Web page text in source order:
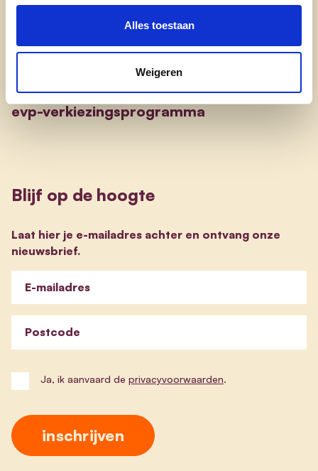
Alles toestaan
Weigeren
doe mee
evp-verkiezingsprogramma
Blijf op de hoogte
Laat hier je e-mailadres achter en ontvang onze
nieuwsbrief.
E-mailadres
Postcode
Ja, ik aanvaard de privacyvoorwaarden.